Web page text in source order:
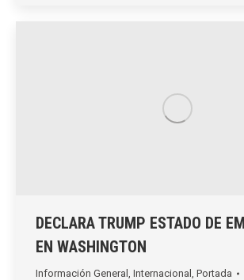
DECLARA TRUMP ESTADO DE
EN WASHINGTON
Información General Internacional
Portada